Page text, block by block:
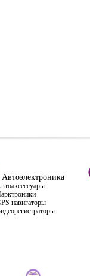
Автоэлектроника
навигаторы